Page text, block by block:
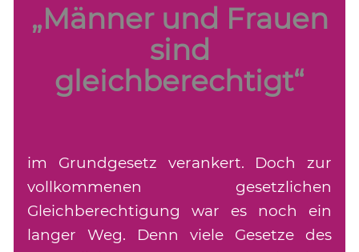
„Männer und Frauen
sind
gleichberechtigt“
im Grundgesetz verankert. Doch zur
vollkommenen gesetzlichen
Gleichberechtigung war es noch ein
langer Weg. Denn viele Gesetze des